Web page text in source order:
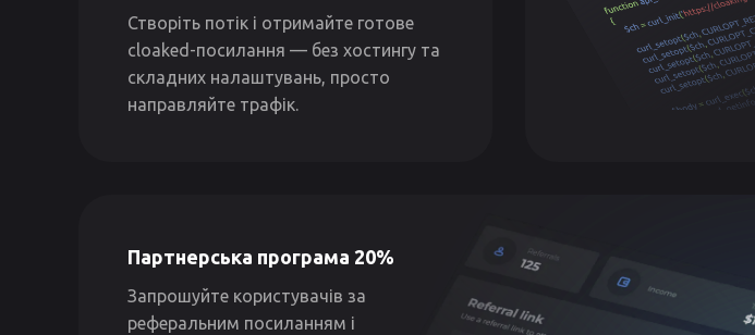
Створіть потік і отримайте готове
cloaked-посилання — без хостингу та
складних налаштувань, просто
направляйте трафік.
Партнерська програма 20%
Запрошуйте користувачів за
реферальним посиланням і